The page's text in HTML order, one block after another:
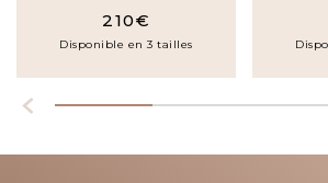
210€
Disponible en 3 tailles